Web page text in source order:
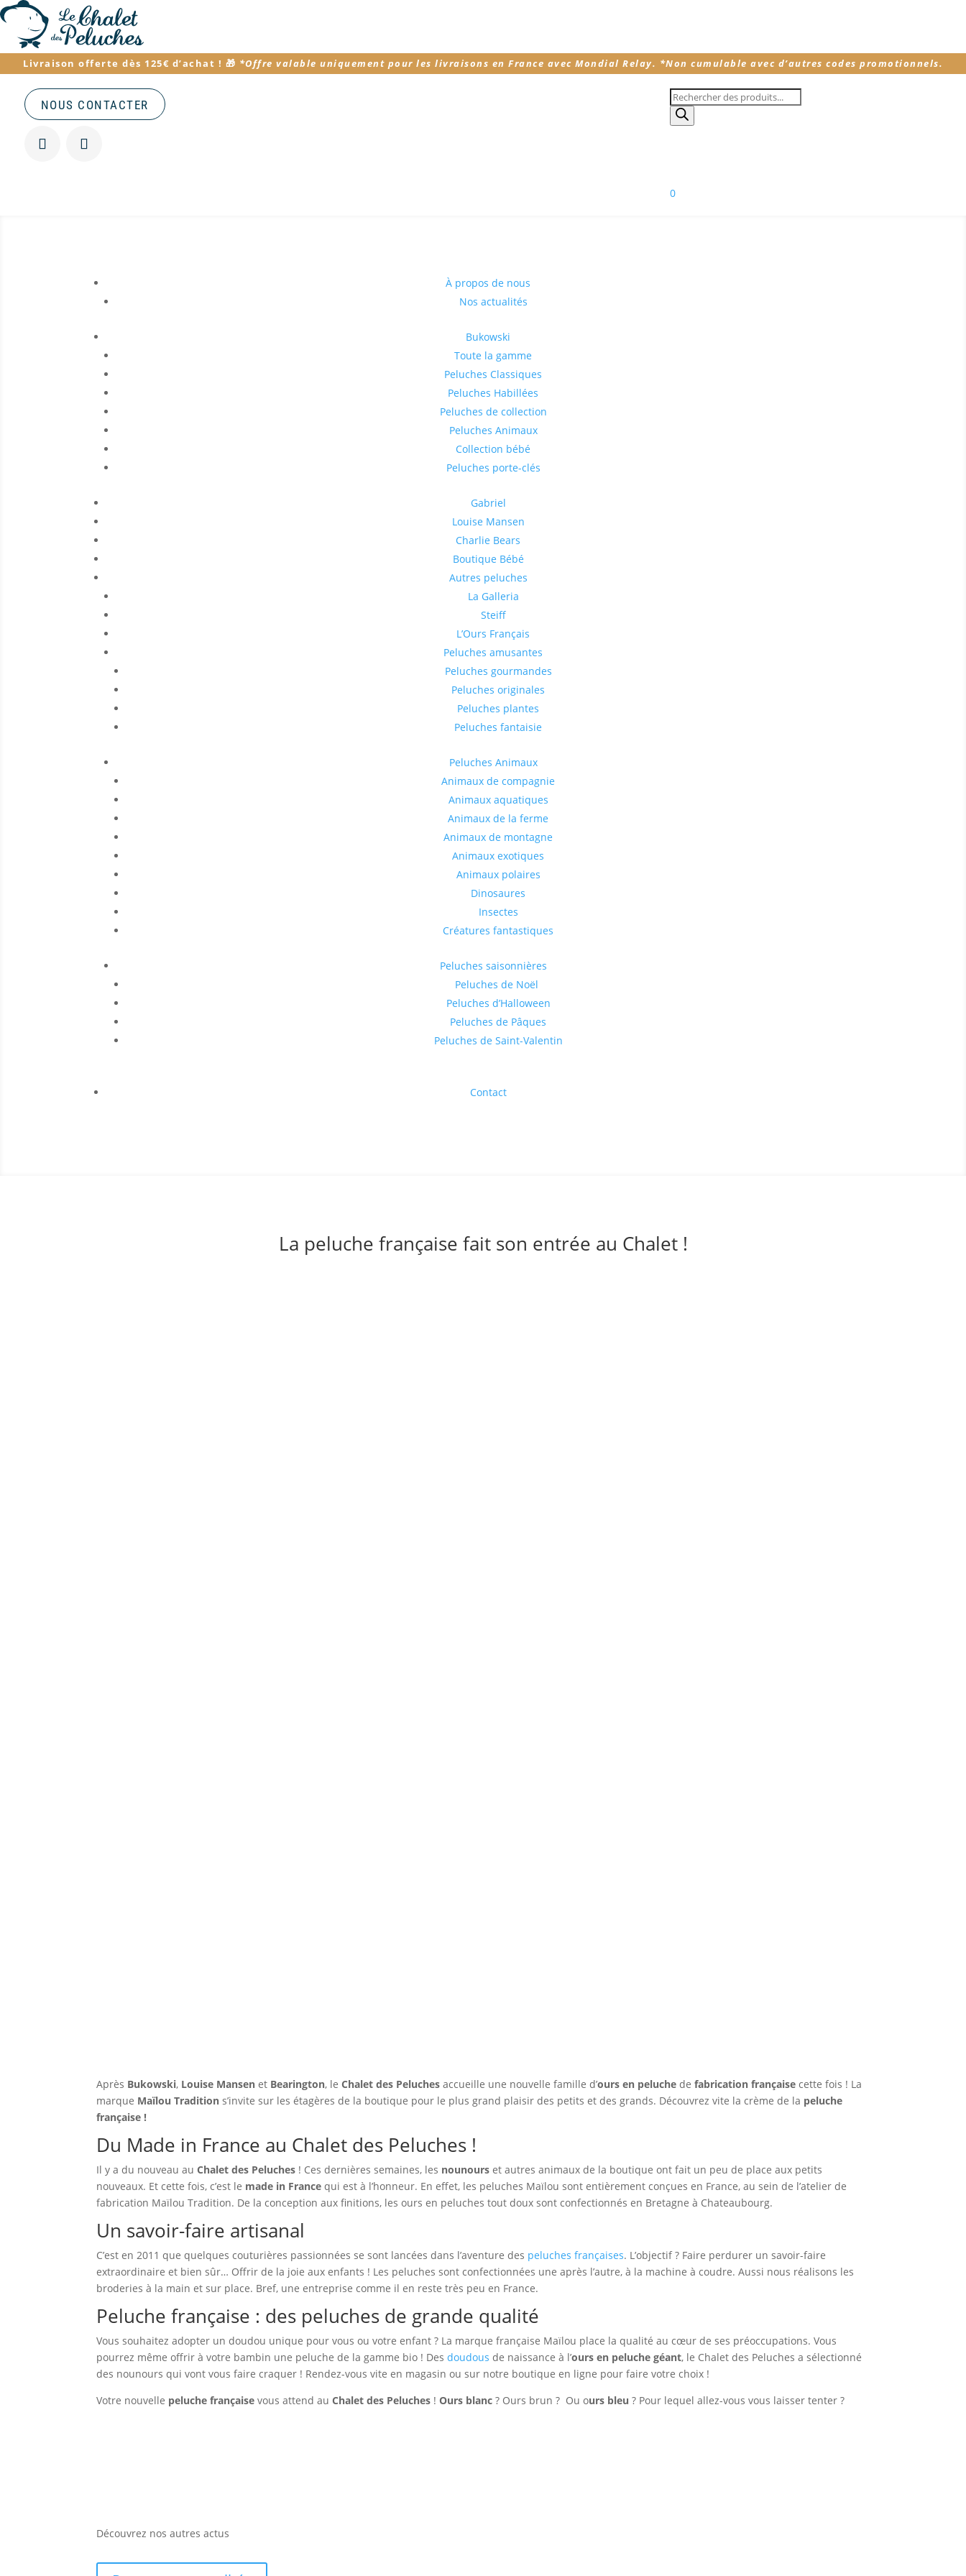
Livraison offerte dès 125€ d’achat ! 🎁 *Offre valable uniquement pour les livraisons en France avec Mondial Relay. *Non cumulable avec d’autres codes promotionnels.
NOUS CONTACTER
Recherche
de
produits
0
À propos de nous
Nos actualités
Bukowski
Toute la gamme
Peluches Classiques
Peluches Habillées
Peluches de collection
Peluches Animaux
Collection bébé
Peluches porte-clés
Gabriel
Louise Mansen
Charlie Bears
Boutique Bébé
Autres peluches
La Galleria
Steiff
L’Ours Français
Peluches amusantes
Peluches gourmandes
Peluches originales
Peluches plantes
Peluches fantaisie
Peluches Animaux
Animaux de compagnie
Animaux aquatiques
Animaux de la ferme
Animaux de montagne
Animaux exotiques
Animaux polaires
Dinosaures
Insectes
Créatures fantastiques
Peluches saisonnières
Peluches de Noël
Peluches d’Halloween
Peluches de Pâques
Peluches de Saint-Valentin
Contact
La peluche française fait son entrée au Chalet !
Après Bukowski, Louise Mansen et Bearington, leChalet des Peluches accueille une nouvelle famille d’ours en peluche defabrication française cette fois ! La
marque Maïlou Tradition s’invite sur les étagères de la boutique pour le plus grand plaisir des petits et des grands. Découvrez vite la crème de la peluche
française !
Du Made in France au Chalet des Peluches !
Il y a du nouveau auChalet des Peluches ! Ces dernières semaines, les nounours et autres animaux de la boutique ont fait un peu de place aux petits
nouveaux. Et cette fois, c’est le made in France qui est à l’honneur. En effet, les peluches Maïlou sont entièrement conçues en France, au sein de l’atelier de
fabrication Maïlou Tradition. De la conception aux finitions, les ours en peluches tout doux sont confectionnés en Bretagne à Chateaubourg.
Un savoir-faire artisanal
C’est en 2011 que quelques couturières passionnées se sont lancées dans l’aventure des peluches françaises. L’objectif ? Faire perdurer un savoir-faire
extraordinaire et bien sûr… Offrir de la joie aux enfants ! Les peluches sont confectionnées une après l’autre, à la machine à coudre. Aussi nous réalisons les
broderies à la main et sur place. Bref, une entreprise comme il en reste très peu en France.
Peluche française : des peluches de grande qualité
Vous souhaitez adopter un doudou unique pour vous ou votre enfant ? La marque française Maïlou place la qualité au cœur de ses préoccupations. Vous
pourrez même offrir à votre bambin une peluche de la gamme bio ! Des doudous de naissance à l’ours en peluche géant, le Chalet des Peluches a sélectionné
des nounours qui vont vous faire craquer ! Rendez-vous vite en magasin ou sur notre boutique en ligne pour faire votre choix !
Votre nouvelle peluche française vous attend auChalet des Peluches !Ours blanc ? Ours brun ? Ou ours bleu ? Pour lequel allez-vous vous laisser tenter ?
Découvrez nos autres actus